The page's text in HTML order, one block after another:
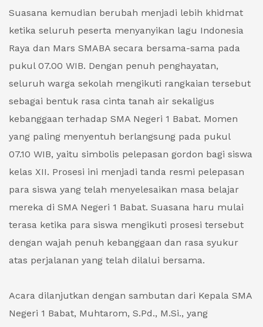
Suasana kemudian berubah menjadi lebih khidmat
ketika seluruh peserta menyanyikan lagu Indonesia
Raya dan Mars SMABA secara bersama-sama pada
pukul 07.00 WIB. Dengan penuh penghayatan,
seluruh warga sekolah mengikuti rangkaian tersebut
sebagai bentuk rasa cinta tanah air sekaligus
kebanggaan terhadap SMA Negeri 1 Babat. Momen
yang paling menyentuh berlangsung pada pukul
07.10 WIB, yaitu simbolis pelepasan gordon bagi siswa
kelas XII. Prosesi ini menjadi tanda resmi pelepasan
para siswa yang telah menyelesaikan masa belajar
mereka di SMA Negeri 1 Babat. Suasana haru mulai
terasa ketika para siswa mengikuti prosesi tersebut
dengan wajah penuh kebanggaan dan rasa syukur
atas perjalanan yang telah dilalui bersama.
Acara dilanjutkan dengan sambutan dari Kepala SMA
Negeri 1 Babat, Muhtarom, S.Pd., M.Si., yang